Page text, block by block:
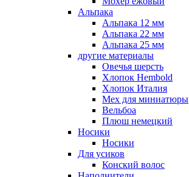
Альпака
Альпака 12 мм
Альпака 22 мм
Альпака 25 мм
другие материалы
Овечья шерсть
Хлопок Hembold
Хлопок Италия
Мех для миниатюры
Вельбоа
Плюш немецкий
Носики
Носики
Для усиков
Конский волос